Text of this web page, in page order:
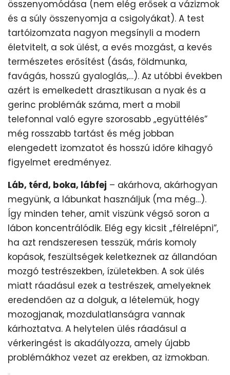
összenyomódása (nem elég erősek a vázizmok
és a súly összenyomja a csigolyákat). A test
tartóizomzata nagyon megsínyli a modern
életvitelt, a sok ülést, a evés mozgást, a kevés
természetes erősítést (ásás, földmunka,
favágás, hosszú gyaloglás,…). Az utóbbi években
azért is emelkedett drasztikusan a nyak és a
gerinc problémák száma, mert a mobil
telefonnal való egyre szorosabb „együttélés”
még rosszabb tartást és még jobban
elengedett izomzatot és hosszú időre kihagyó
figyelmet eredményez.
Láb, térd, boka, lábfej – akárhova, akárhogyan
megyünk, a lábunkat használjuk (ma még…).
Így minden teher, amit viszünk végső soron a
lábon koncentrálódik. Elég egy kicsit „félrelépni”,
ha azt rendszeresen tesszük, máris komoly
kopások, feszültségek keletkeznek az állandóan
mozgó testrészekben, ízületekben. A sok ülés
miatt ráadásul ezek a testrészek, amelyeknek
eredendően az a dolguk, a lételemük, hogy
mozogjanak, mozdulatlanságra vannak
kárhoztatva. A helytelen ülés ráadásul a
vérkeringést is akadályozza, amely újabb
problémákhoz vezet az erekben, az izmokban.